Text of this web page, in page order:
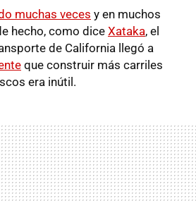
muchas veces y en muchos
hecho, como dice Xataka, el
de California llegó a
que construir más carriles
era inútil.